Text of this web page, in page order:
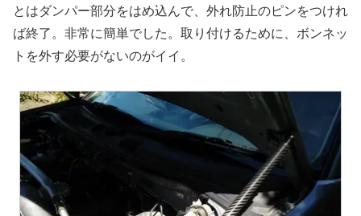
とはダンパー部分をはめ込んで、外れ防止のピンをつけれ
ば終了。非常に簡単でした。取り付けるために、ボンネッ
トを外す必要がないのがイイ。